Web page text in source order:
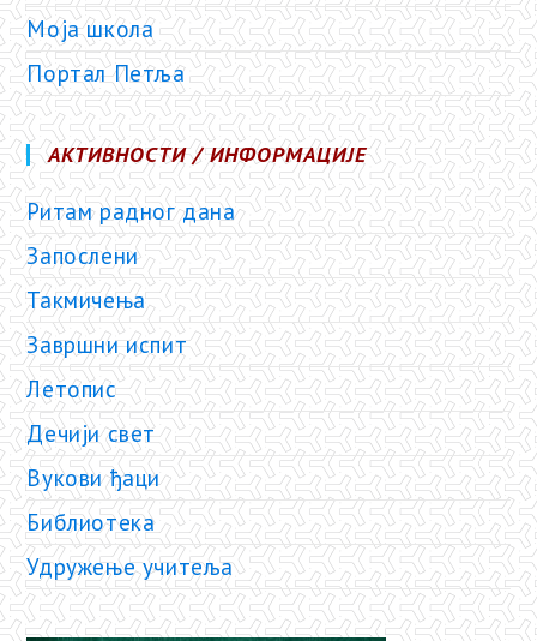
Моја школа
Портал Петља
АКТИВНОСТИ / ИНФОРМАЦИЈЕ
Ритам радног дана
Запослени
Такмичења
Завршни испит
Летопис
Дечији свет
Вукови ђаци
Библиотека
Удружење учитеља